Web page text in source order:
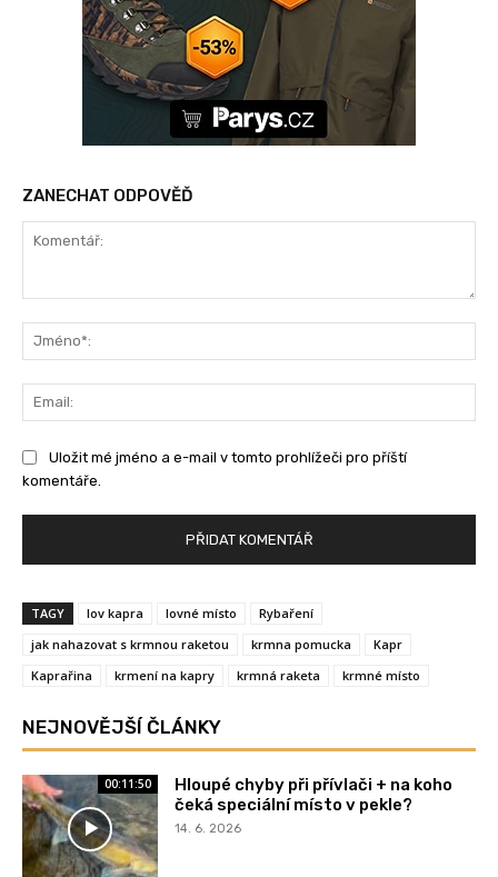
ZANECHAT ODPOVĚĎ
Uložit mé jméno a e-mail v tomto prohlížeči pro příští
komentáře.
TAGY lov kapra lovné místo
Rybaření
jak nahazovat s krmnou raketou
krmna pomucka
Kapr
Kaprařina
krmení na kapry krmná raketa krmné místo
NEJNOVĚJŠÍ ČLÁNKY
00:11:50
Hloupé chyby při přívlači + na koho
čeká speciální místo v pekle?
14. 6. 2026